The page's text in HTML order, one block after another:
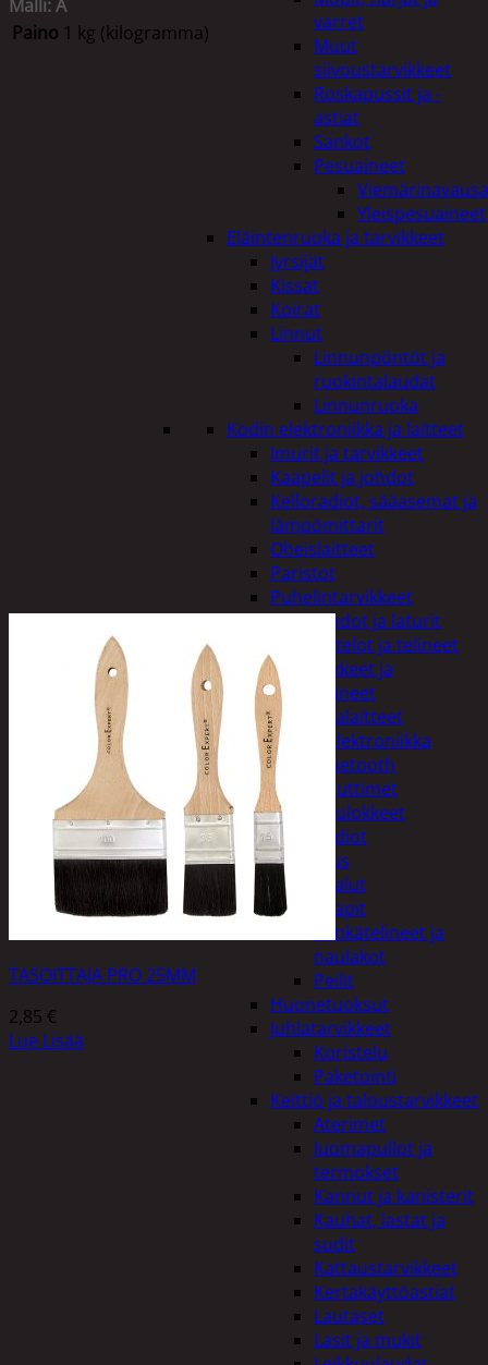
varret
Muut
siivoustarvikkeet
Roskapussit ja -
astiat
Sankot
Pesuaineet
Yleispesuaineet
Eläintenruoka ja tarvikkeet
Jyrsijät
Kissat
Koirat
Linnut
Linnunpöntöt ja
ruokintalaudat
Linnunruoka
Kodin elektroniikka ja laitteet
Imurit ja tarvikkeet
Kaapelit ja johdot
Kelloradiot, sääasemat ja
lämpömittarit
Oheislaitteet
Paristot
Puhelintarvikkeet
Johdot ja laturit
Kotelot ja telineet
Tv-tarvikkeet ja
seinätelineet
Varavirtalaitteet
Viihde-elektroniikka
Bluetooth
kaiuttimet
Kuulokkeet
Radiot
Koti ja sisustus
Huonekalut
Kaapit
Kenkätelineet ja
naulakot
Peilit
Huonetuoksut
Juhlatarvikkeet
Koristelu
Paketointi
Keittiö ja taloustarvikkeet
Aterimet
Juomapullot ja
termokset
Kannut ja kanisterit
Kauhat, lastat ja
sudit
Kattaustarvikkeet
Kertakäyttöastiat
Lautaset
Lasit ja mukit
Malli: A
Paino 1 kg (kilogramma)
TASOITTAJA PRO 25MM
2,85 €
Lue Lisää